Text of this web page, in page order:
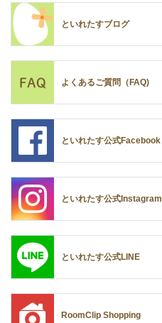
といれたすブログ
よくあるご質問（FAQ)
といれたす公式Facebook
といれたす公式Instagram
といれたす公式LINE
RoomClip Shopping